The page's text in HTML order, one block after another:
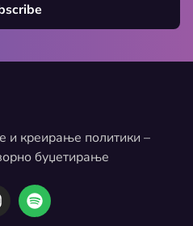
и креирање политики –
буџетирање